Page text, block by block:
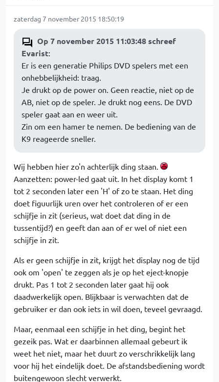
zaterdag 7 november 2015 18:50:19
Op 7 november 2015 11:03:48 schreef
Evarist:
Er is een generatie Philips DVD spelers met een
onhebbelijkheid: traag.
Je drukt op de power on. Geen reactie, niet op de
AB, niet op de speler. Je drukt nog eens. De DVD
speler gaat aan en weer uit.
Zin om een hamer te nemen. De bediening van de
K9 reageerde sneller.
Wij hebben hier zo'n achterlijk ding staan.
Aanzetten: power-led gaat uit. In het display komt 1
tot 2 seconden later een 'H' of zo te staan. Het ding
doet figuurlijk uren over het controleren of er een
schijfje in zit (serieus, wat doet dat ding in de
tussentijd?) en geeft dan aan of er wel of niet een
schijfje in zit.
Als er geen schijfje in zit, krijgt het display nog de tijd
ook om 'open' te zeggen als je op het eject-knopje
drukt. Pas 1 tot 2 seconden later gaat hij ook
daadwerkelijk open. Blijkbaar is verwachten dat de
gebruiker er dan ook iets in wil doen, teveel gevraagd.
Maar, eenmaal een schijfje in het ding, begint het
gezeik pas. Wat er daarbinnen allemaal gebeurt ik
weet het niet, maar het duurt zo verschrikkelijk lang
voor hij het eindelijk doet. De afstandsbediening wordt
buitengewoon slecht verwerkt.